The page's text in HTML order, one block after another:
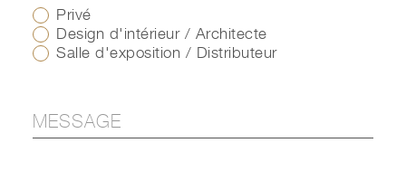
Privé
Design d'intérieur / Architecte
Salle d'exposition / Distributeur